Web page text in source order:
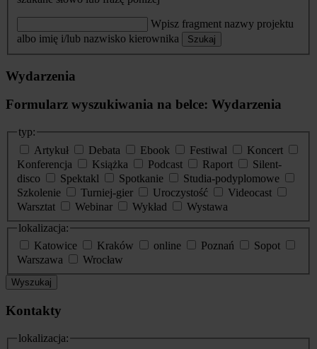
Wpisz fragment nazwy projektu
albo imię i/lub nazwisko kierownika
Szukaj
Wydarzenia
Formularz wyszukiwania na belce: Wydarzenia
typ:
Artykuł
Debata Ebook Festiwal
Koncert
Konferencja
Książka Podcast Raport
Silent-
disco
Spektakl Spotkanie
Studia-podyplomowe
Szkolenie
Turniej-gier Uroczystość
Videocast
Warsztat
Webinar Wykład
Wystawa
lokalizacja:
Katowice
Kraków online Poznań
Sopot
Warszawa
Wrocław
Wyszukaj
Kontakty
lokalizacja: